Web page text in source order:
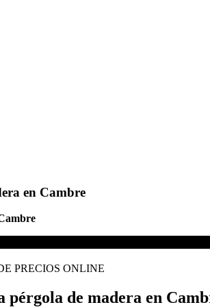
en Cambre
PRECIOS ONLINE
pérgola de madera en